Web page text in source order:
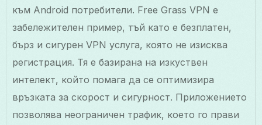
към Android потребители. Free Grass VPN е
забележителен пример, тъй като е безплатен,
бърз и сигурен VPN услуга, която не изисква
регистрация. Тя е базирана на изкуствен
интелект, който помага да се оптимизира
връзката за скорост и сигурност. Приложението
позволява неограничен трафик, което го прави